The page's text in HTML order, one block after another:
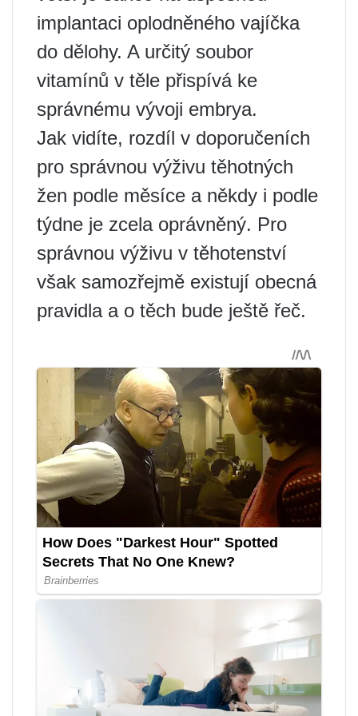
implantaci oplodněného vajíčka
do dělohy. A určitý soubor
vitamínů v těle přispívá ke
správnému vývoji embrya.
Jak vidíte, rozdíl v doporučeních
pro správnou výživu těhotných
žen podle měsíce a někdy i podle
týdne je zcela oprávněný. Pro
správnou výživu v těhotenství
však samozřejmě existují obecná
pravidla a o těch bude ještě řeč.